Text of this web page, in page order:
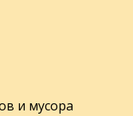
и мусора